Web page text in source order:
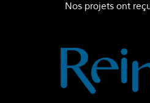
Nos projets ont